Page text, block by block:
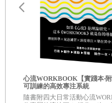
喜歡自己的三百個理由
你是你，別人是別人
內心罪惡感，用「感謝」來
肯定「當下」自我，更有助
Chapter 4「放過自己
強；在意旁人（社會）目光
乏自信……。你有這種狀況嗎
本書就是要針對這類「律己
法，幫助大家放鬆身心、活
寫完本書文稿之後，我自己
心流WORKBOOK【實踐本‧
可訓練的高效專注系統
隨書附四大日常活動心流